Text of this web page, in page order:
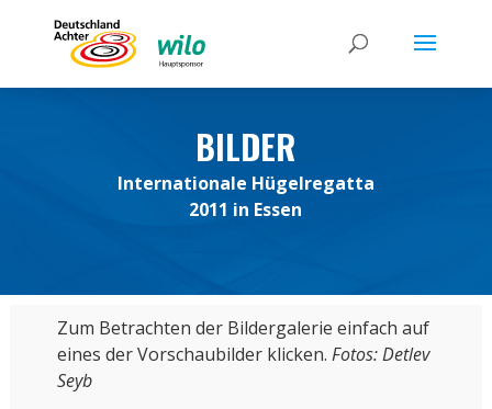
BILDER
Internationale Hügelregatta
2011 in Essen
Zum Betrachten der Bildergalerie einfach auf
eines der Vorschaubilder klicken. Fotos: Detlev
Seyb